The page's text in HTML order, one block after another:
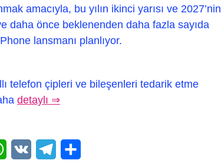
amacıyla, bu yılın ikinci yarısı ve 2027’nin
daha önce beklenenden daha fazla sayıda
lansmanı planlıyor.
telefon çipleri ve bileşenleri tedarik etme
detaylı ⇒
WhatsApp
VK Telegram